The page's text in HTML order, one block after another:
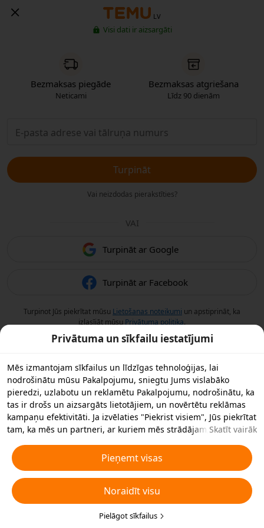
LV
Visi dati ir aizsargāti
Bezmaksas piegāde
Neticami
Bezmaksas atgriešana
Līdz 90 dienām
Turpināt
Vai neizdodas pierakstīties?
VAI
Turpināt ar Google
Turpināt ar Facebook
Turpinot Jūs piekrītat mūsu Lietošanas noteikumi un apstiprināt, ka
izlasījāt mūsu Privātuma politika.
Privātuma un sīkfailu iestatījumi
Mēs izmantojam sīkfailus un līdzīgas tehnoloģijas, lai
nodrošinātu mūsu Pakalpojumu, sniegtu Jums vislabāko
pieredzi, uzlabotu un reklamētu Pakalpojumu, nodrošinātu, ka
tas ir drošs un aizsargāts lietotājiem, un novērtētu reklāmas
kampaņu efektivitāti. Ja izvēlaties "Piekrist visiem", Jūs piekrītat
tam, ka mēs un partneri, ar kuriem mēs strādājam,
reklāmas nolūkos. Jūs varat arī noraidīt visus nebūtiskos
sīkfailus vai izvēlēties, kāda veida sīkfailus vēlaties pieņemt vai
atspējot, noklikšķinot uz "Pielāgot sīkfailus" zemāk vai jebkurā
laikā privātuma iestatījumos. Sīkākai informācijai skatiet mūsu
Sīkfailu un līdzīgu tehnoloģiju politiku.
Skatīt vairāk
Pieņemt visas
Noraidīt visu
Pielāgot sīkfailus